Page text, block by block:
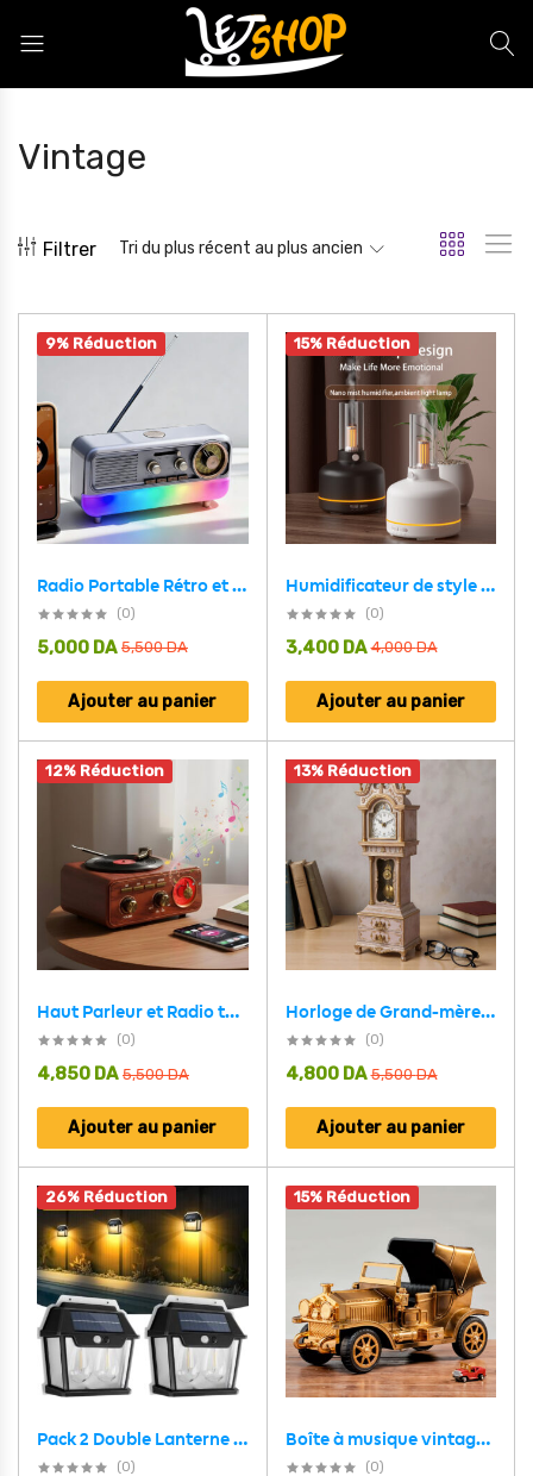
Vintage
Filtrer Tri du plus récent au plus ancien
9% Réduction
Radio Portable Rétro et Haut Parleur Bluetooth Style Vintage MD-1313BT – مكبر صوت بلوتوث
(0)
5,500DA
5,000 DA
Ajouter au panier
15% Réduction
Humidificateur de style vintage avec aromathérapie et veilleuse USB T31 – معطر جو
(0)
4,000DA
3,400 DA
Ajouter au panier
12% Réduction
Haut Parleur et Radio tourne-disque vintage Bluetooth Sans Fil – مكبر صوت بلوتوث على شكل راديو
(0)
5,500DA
4,850 DA
Ajouter au panier
13% Réduction
Horloge de Grand-mère avec Boîte à Musique Design Vintage – ساعة ديكور
(0)
5,500DA
4,800 DA
Ajouter au panier
26% Réduction
Pack 2 Double Lanterne Vintage Bougie Murale – عرض خاص مصباحين بالطاقة الشمسية
(0)
15% Réduction
Boîte à musique vintage en forme de voiture locomotive
(0)